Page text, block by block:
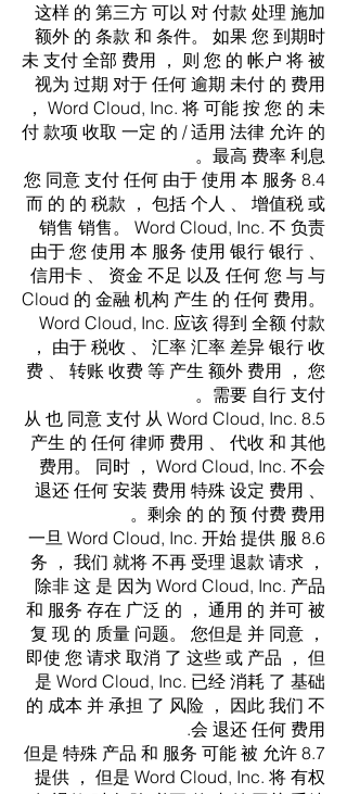
这样 的 第三方 可以 对 付款 处理 施加
额外 的 条款 和 条件。 如果 您 到期时
未 支付 全部 费用 ， 则 您 的 帐户 将 被
视为 过期 对于 任何 逾期 未付 的 费用
， Word Cloud, Inc. 将 可能 按 您 的 未
付 款项 收取 一定 的 / 适用 法律 允许 的
最高 费率 利息。
8.4 您 同意 支付 任何 由于 使用 本 服务
而 的 的 税款 ， 包括 个人 、 增值税 或
销售 销售。 Word Cloud, Inc. 不 负责
由于 您 使用 本 服务 使用 银行 银行 、
信用卡 、 资金 不足 以及 任何 您 与 与
Cloud 的 金融 机构 产生 的 任何 费用。
Word Cloud, Inc. 应该 得到 全额 付款
， 由于 税收 、 汇率 汇率 差异 银行 收
费 、 转账 收费 等 产生 额外 费用 ， 您
需要 自行 支付。
8.5 从 也 同意 支付 从 Word Cloud, Inc.
产生 的 任何 律师 费用 、 代收 和 其他
费用。 同时 ， Word Cloud, Inc. 不会
退还 任何 安装 费用 特殊 设定 费用 、
剩余 的 的 预 付费 费用。
8.6 一旦 Word Cloud, Inc. 开始 提供 服
务 ， 我们 就将 不再 受理 退款 请求 ，
除非 这 是 因为 Word Cloud, Inc. 产品
和 服务 存在 广泛 的 ， 通用 的 并可 被
复 现 的 质量 问题。 您但是 并 同意 ，
即使 您 请求 取消 了 这些 或 产品 ， 但
是 Word Cloud, Inc. 已经 消耗 了 基础
的 成本 并 承担 了 风险 ， 因此 我们 不
会 退还 任何 费用.
8.7 但是 特殊 产品 和 服务 可能 被 允许
提供 ， 但是 Word Cloud, Inc. 将 有权